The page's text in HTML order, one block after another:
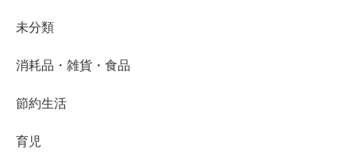
未分類
消耗品・雑貨・食品
節約生活
育児